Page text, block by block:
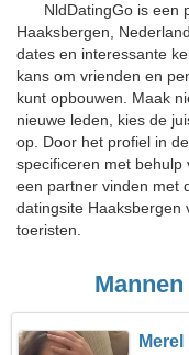
NldDatingGo is een
Haaksbergen,
dates en interessante
kans om vrienden en
kunt opbouwen. Maak
nieuwe leden, kies de
op. Door het profiel in
specificeren met behulp
een partner vinden met
datingsite Haaksbergen
toeristen.
Merel